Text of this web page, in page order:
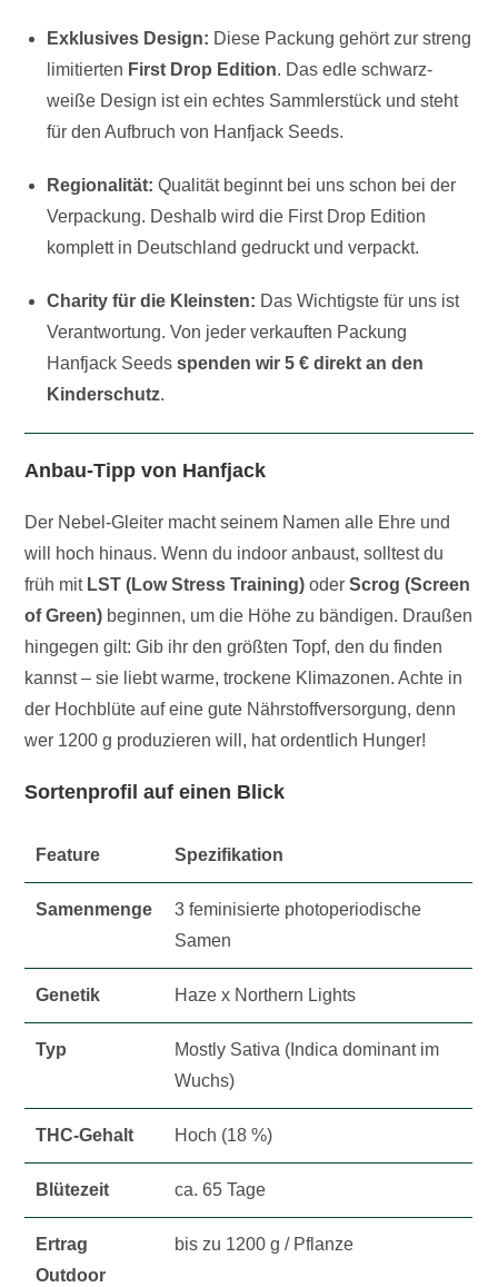
Exklusives Design: Diese Packung gehört zur streng
limitierten First Drop Edition. Das edle schwarz-
weiße Design ist ein echtes Sammlerstück und steht
für den Aufbruch von Hanfjack Seeds.
Regionalität: Qualität beginnt bei uns schon bei der
Verpackung. Deshalb wird die First Drop Edition
komplett in Deutschland gedruckt und verpackt.
Charity für die Kleinsten: Das Wichtigste für uns ist
Verantwortung. Von jeder verkauften Packung
Hanfjack Seedsspenden wir 5 € direkt an den
Kinderschutz.
Anbau-Tipp von Hanfjack
Der Nebel-Gleiter macht seinem Namen alle Ehre und
will hoch hinaus. Wenn du indoor anbaust, solltest du
früh mit LST (Low Stress Training) oderScrog (Screen
of Green) beginnen, um die Höhe zu bändigen. Draußen
hingegen gilt: Gib ihr den größten Topf, den du finden
kannst – sie liebt warme, trockene Klimazonen. Achte in
der Hochblüte auf eine gute Nährstoffversorgung, denn
wer 1200 g produzieren will, hat ordentlich Hunger!
Sortenprofil auf einen Blick
Feature Spezifikation
Samenmenge
3 feminisierte photoperiodische
Samen
Genetik Haze x Northern Lights
Typ
Mostly Sativa (Indica dominant im
Wuchs)
THC-Gehalt Hoch (18 %)
Blütezeit ca. 65 Tage
Ertrag
Outdoor
bis zu 1200 g / Pflanze